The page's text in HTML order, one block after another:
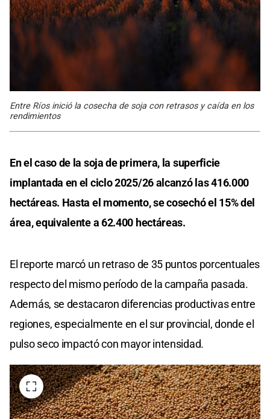
Entre Ríos inició la cosecha de soja con retrasos y caída en los
rendimientos
En el caso de la soja de primera, la superficie
implantada en el ciclo 2025/26 alcanzó las 416.000
hectáreas. Hasta el momento, se cosechó el 15% del
área, equivalente a 62.400 hectáreas.
El reporte marcó un retraso de 35 puntos porcentuales
respecto del mismo período de la campaña pasada.
Además, se destacaron diferencias productivas entre
regiones, especialmente en el sur provincial, donde el
pulso seco impactó con mayor intensidad.